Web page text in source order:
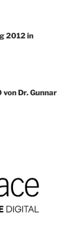
2012 in
Dr. Gunnar